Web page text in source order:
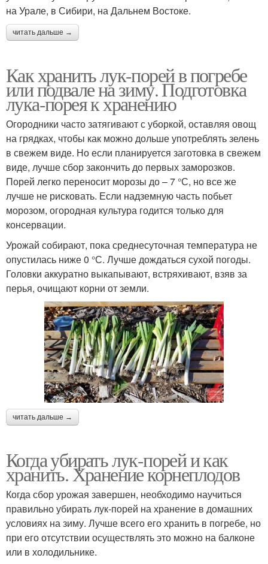
на Урале, в Сибири, на Дальнем Востоке.
читать дальше →
Как хранить лук-порей в погребе
или подвале на зиму. Подготовка
лука-порея к хранению
Огородники часто затягивают с уборкой, оставляя овощ
на грядках, чтобы как можно дольше употреблять зелень
в свежем виде. Но если планируется заготовка в свежем
виде, лучше сбор закончить до первых заморозков.
Порей легко переносит морозы до – 7 °С, но все же
лучше не рисковать. Если надземную часть побьет
морозом, огородная культура годится только для
консервации.
Урожай собирают, пока среднесуточная температура не
опустилась ниже 0 °С. Лучше дождаться сухой погоды.
Головки аккуратно выкапывают, встряхивают, взяв за
перья, очищают корни от земли.
читать дальше →
Когда убирать лук-порей и как
хранить. Хранение корнеплодов
Когда сбор урожая завершен, необходимо научиться
правильно убирать лук-порей на хранение в домашних
условиях на зиму. Лучше всего его хранить в погребе, но
при его отсутствии осуществлять это можно на балконе
или в холодильнике.